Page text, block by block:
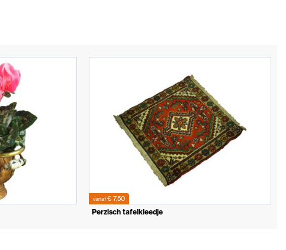
vanaf€ 7,50
Perzisch tafelkleedje